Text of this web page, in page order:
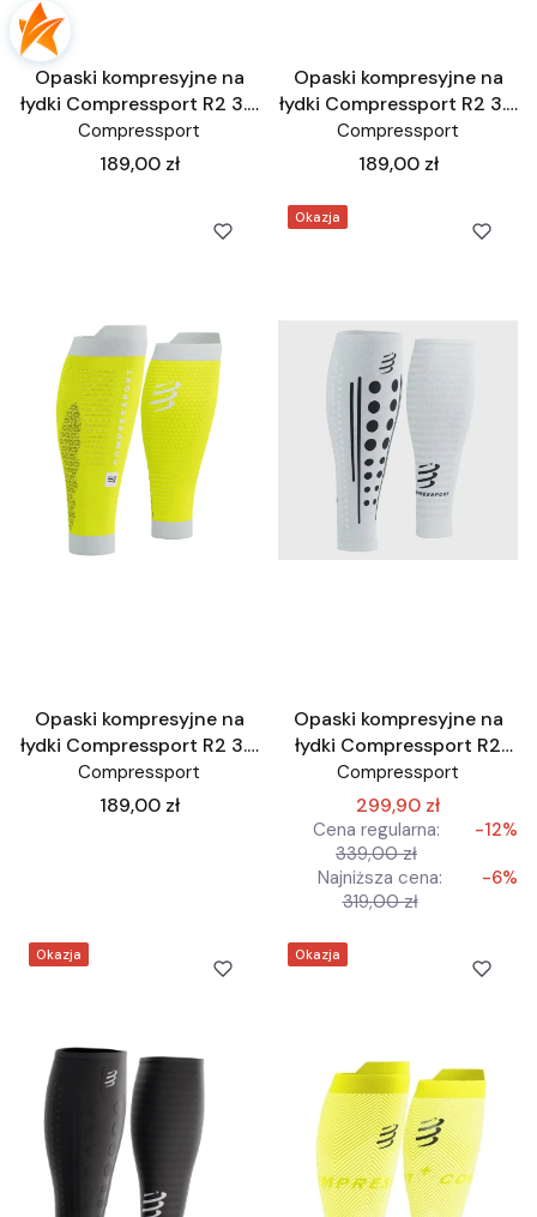
Opaski kompresyjne na
łydki Compressport R2 3.0
niebieskie
Compressport
Cena
189,00 zł
Opaski kompresyjne na
łydki Compressport R2 3.0
odblaskowe
Compressport
Cena
189,00 zł
Opaski kompresyjne na
łydki Compressport R2 3.0
żółte
Compressport
Cena
189,00 zł
Okazja
Opaski kompresyjne na
łydki Compressport R2
AERO białe
Compressport
299,90 zł
Cena regularna:
339,00 zł
-12%
Najniższa cena:
319,00 zł
-6%
Okazja Okazja